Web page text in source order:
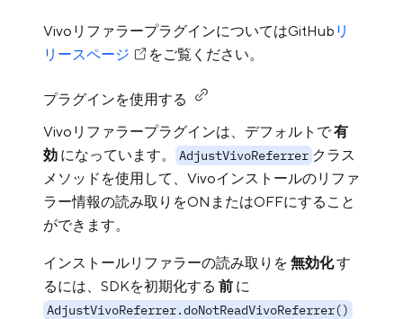
VivoリファラープラグインについてはGitHub リ
リースページ
をご覧ください。
プラグインを使用する
Vivoリファラープラグインは、デフォルトで有
効 になっています。 AdjustVivoReferrer クラス
メソッドを使用して、Vivoインストールのリファ
ラー情報の読み取りをONまたはOFFにすること
ができます。
インストールリファラーの読み取りを 無効化す
るには、SDKを初期化する 前 に
AdjustVivoReferrer.doNotReadVivoReferrer()